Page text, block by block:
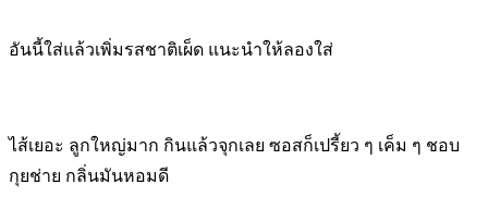
อันนี้ใส่แล้วเพิ่มรสชาติเผ็ด แนะนำให้ลองใส่
ไส้เยอะ ลูกใหญ่มาก กินแล้วจุกเลย ซอสก็เปรี้ยว ๆ เค็ม ๆ ชอบ
กุยช่าย กลิ่นมันหอมดี